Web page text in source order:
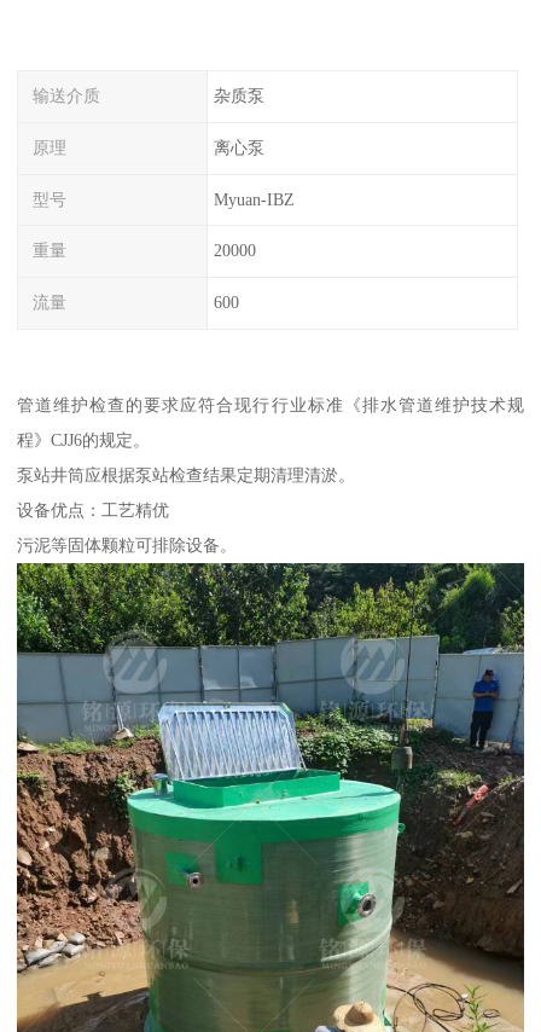
输送介质 杂质泵
原理 离心泵
型号 Myuan-IBZ
重量 20000
流量 600
管道维护检查的要求应符合现行行业标准《排水管道维护技术规
程》CJJ6的规定。
泵站井筒应根据泵站检查结果定期清理清淤。
设备优点：工艺精优
污泥等固体颗粒可排除设备。